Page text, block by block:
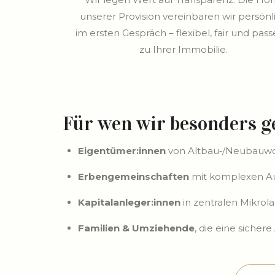
unserer Provision vereinbaren wir
im ersten Gespräch – flexibel, fair und
zu Ihrer Immobilie.
Für wen wir besonders
Eigentümer:innen von Altbau‑/
Erbengemeinschaften mit komplexen
Kapitalanleger:innen in zentralen
Familien & Umziehende, die eine